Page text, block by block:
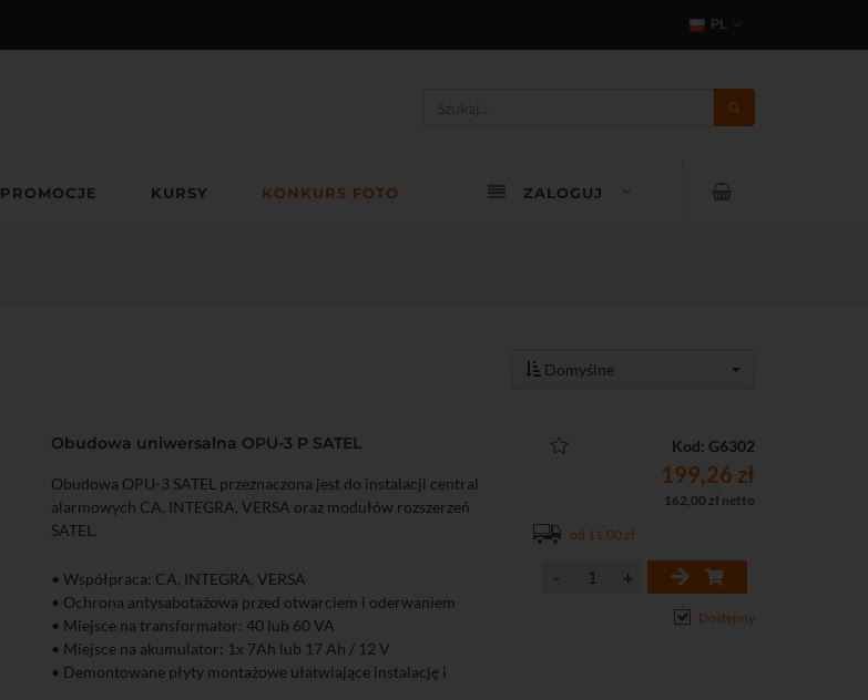
PL
PROMOCJE KURSY KONKURS FOTO ZALOGUJ
Domyślne
Obudowa uniwersalna OPU-3 P SATEL
Obudowa OPU-3 SATEL przeznaczona jest do instalacji central
alarmowych CA, INTEGRA, VERSA oraz modułów rozszerzeń
SATEL.
• Współpraca: CA, INTEGRA, VERSA
• Ochrona antysabotażowa przed otwarciem i oderwaniem
• Miejsce na transformator: 40 lub 60 VA
• Miejsce na akumulator: 1x 7Ah lub 17 Ah / 12 V
• Demontowane płyty montażowe ułatwiające instalację i
Kod: G6302
199,26 zł
162,00 zł netto
od 11,00 zł
Dostępny